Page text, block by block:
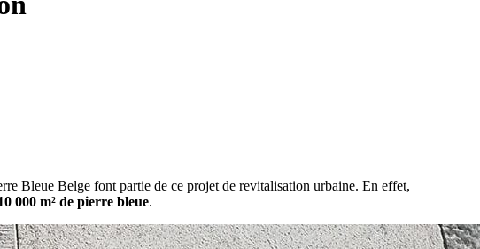
Bleue Belge font partie de ce projet de revitalisation urbaine. En effet,
000 m² de pierre bleue.